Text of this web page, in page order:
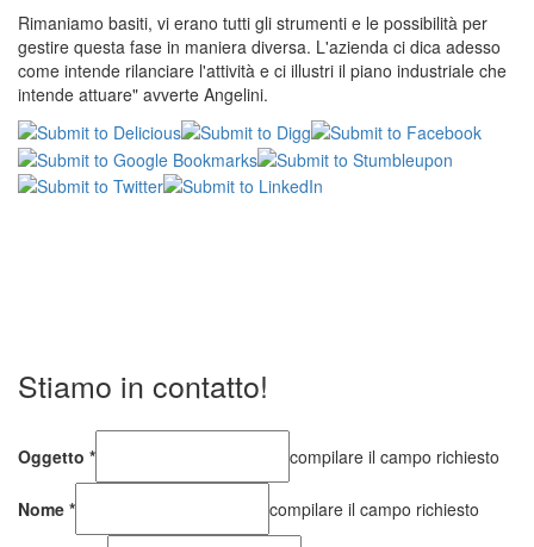
Rimaniamo basiti, vi erano tutti gli strumenti e le possibilità per
gestire questa fase in maniera diversa. L'azienda ci dica adesso
come intende rilanciare l'attività e ci illustri il piano industriale che
intende attuare" avverte Angelini.
Stiamo in contatto!
Oggetto * compilare il campo richiesto
Nome * compilare il campo richiesto